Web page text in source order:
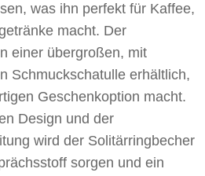
was ihn perfekt für Kaffee,
macht. Der
einer übergroßen, mit
Schmuckschatulle erhältlich,
Geschenkoption macht.
Design und der
wird der Solitärringbecher
sorgen und ein